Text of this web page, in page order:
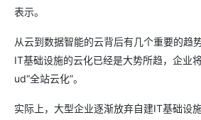
表示。
从云到数据智能的云背后有几个重要的趋
IT基础设施的云化已经是大势所趋，企业
ud“全站云化”。
实际上，大型企业逐渐放弃自建IT基础设